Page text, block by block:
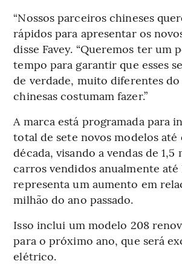
“Nossos parceiros chineses
rápidos para apresentar os
disse Favey. “Queremos ter um
tempo para garantir que esses
de verdade, muito diferentes do
chinesas costumam fazer.”
A marca está programada para
total de sete novos modelos até
década, visando a vendas de 1,5
carros vendidos anualmente até
representa um aumento em
milhão do ano passado.
Isso inclui um modelo 208
para o próximo ano, que será
elétrico.